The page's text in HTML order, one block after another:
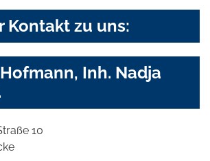
Kontakt zu uns:
Inh. Nadja
10